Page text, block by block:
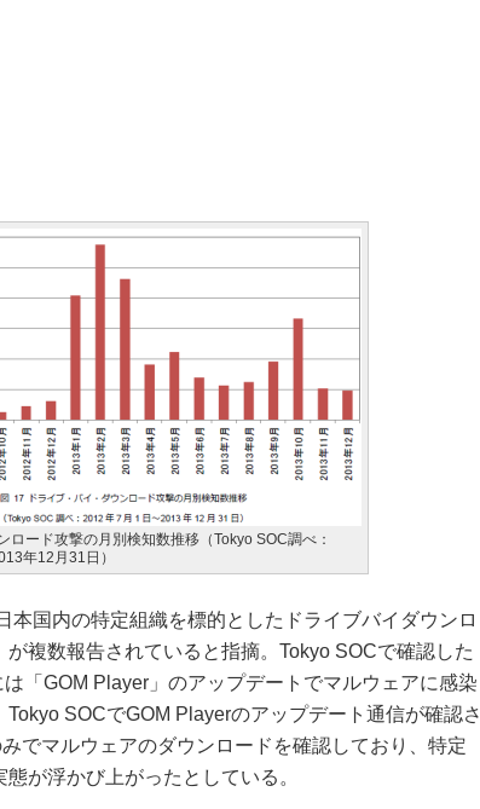
ロード攻撃の月別検知数推移（Tokyo SOC調べ：
年12月31日）
国内の特定組織を標的としたドライブバイダウンロ
複数報告されていると指摘。Tokyo SOCで確認した
「GOM Player」のアップデートでマルウェアに感染
SOCでGOM Playerのアップデート通信が確認さ
でマルウェアのダウンロードを確認しており、特定
が浮かび上がったとしている。